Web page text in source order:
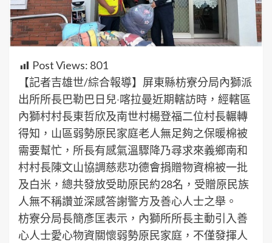
Post Views: 801
【記者吉雄世/綜合報導】屏東縣枋寮分局內獅派
出所所長巴勒巴日兒‧喀拉曼近期轄訪時，經轄區
內獅村村長東哲欣及南世村楊登福二位村長輾轉
得知，山區弱勢原民家庭老人無足夠之保暖棉被
需要幫忙，所長有感氣溫驟降乃尋求來義鄉南和
村村長陳文山協調慈悲功德會捐贈物資棉被一批
及白米，總共發放受助原民約28名，受贈原民族
人無不稱讚並深感答謝警方及善心人士之舉。
枋寮分局長簡彥匡表示，內獅所所長主動引入善
心人士愛心物資關懷弱勢原民家庭，不僅發揮人